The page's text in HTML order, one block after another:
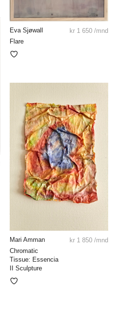
Eva Sjøwall
Flare
kr 1 650 /mnd
Mari Amman
Chromatic
Tissue: Essencia
II Sculpture
kr 1 850 /mnd